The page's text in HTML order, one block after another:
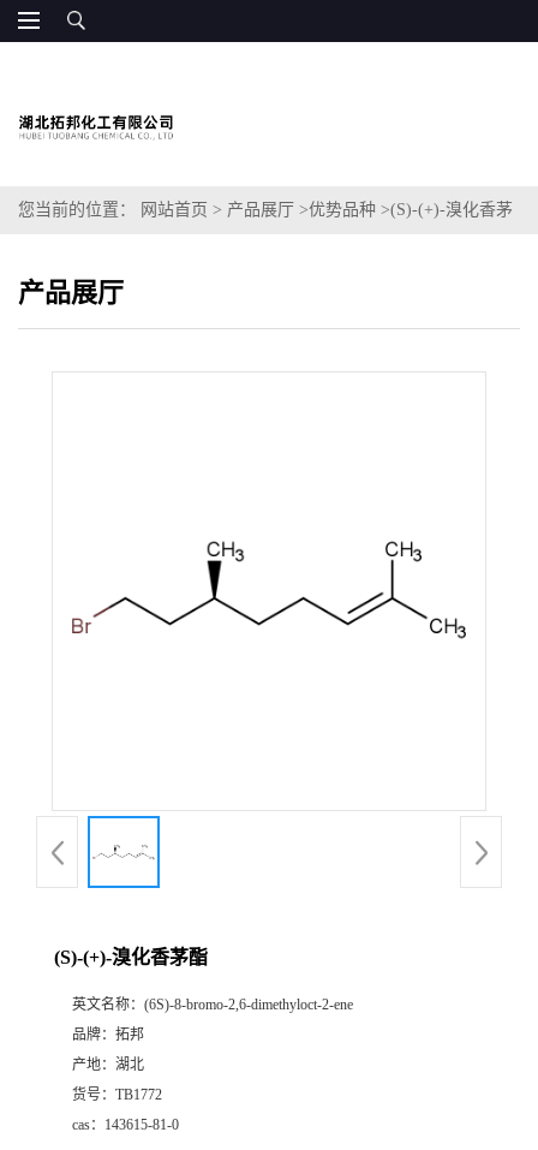
您当前的位置： 网站首页 > 产品展厅 >优势品种 >(S)-(+)-溴化香茅
产品展厅
(S)-(+)-溴化香茅酯
英文名称： (6S)-8-bromo-2,6-dimethyloct-2-ene
品牌： 拓邦
产地： 湖北
货号： TB1772
cas： 143615-81-0